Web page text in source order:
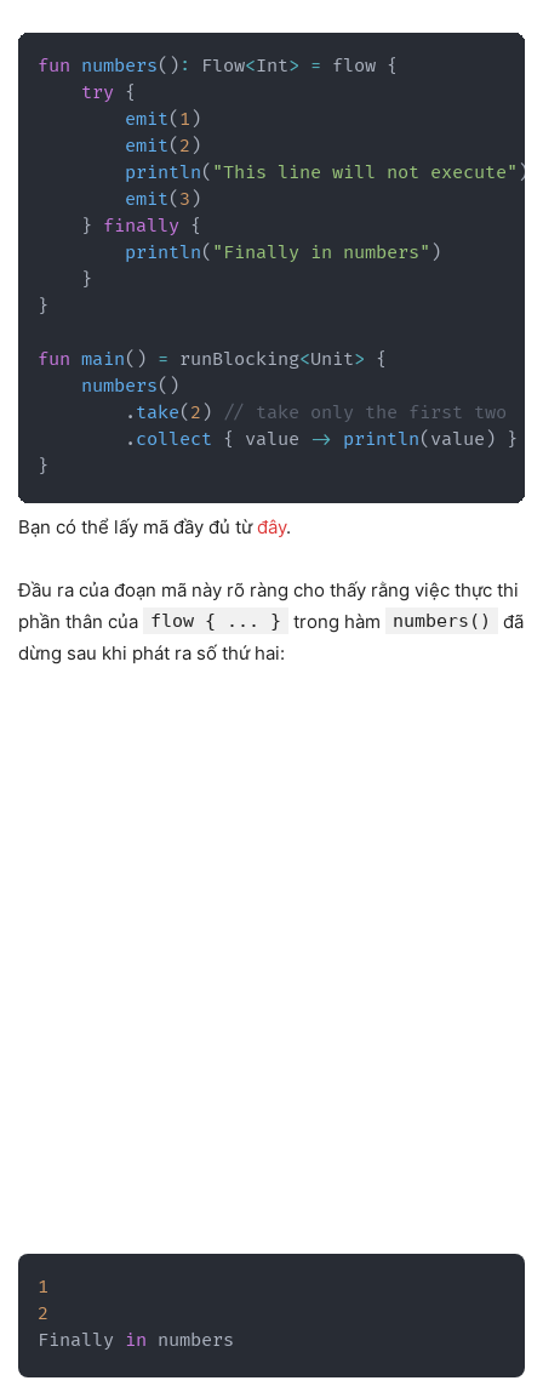
fun numbers( ) : Flow<Int> = flow {
try {
emit( 1 )
emit( 2 )
println( "This line will not execute" )
emit( 3 )
} finally {
println( "Finally in numbers" )
}
}
fun main( ) = runBlocking<Unit> {
numbers( )
. take( 2 )
// take only the first two
. collect { value -> println( value )
}
}
Bạn có thể lấy mã đầy đủ từđây.
Đầu ra của đoạn mã này rõ ràng cho thấy rằng việc thực thi
phần thân của
flow { ... } trong hàm numbers()
đã
dừng sau khi phát ra số thứ hai:
1
2
Finally
in numbers